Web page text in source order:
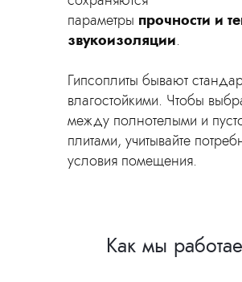
параметры прочности и
звукоизоляции.
Гипсоплиты бывают
влагостойкими. Чтобы
между полнотелыми и
плитами, учитывайте
условия помещения.
Как мы